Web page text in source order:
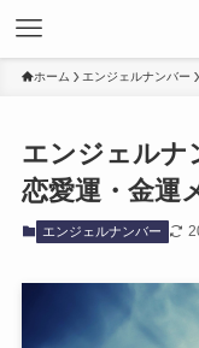
ホーム エンジェルナンバー
エンジェルナ
恋愛運・金運
エンジェルナンバー